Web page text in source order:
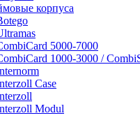
корпуса
5000-7000
1000-3000 /
Case
Modul